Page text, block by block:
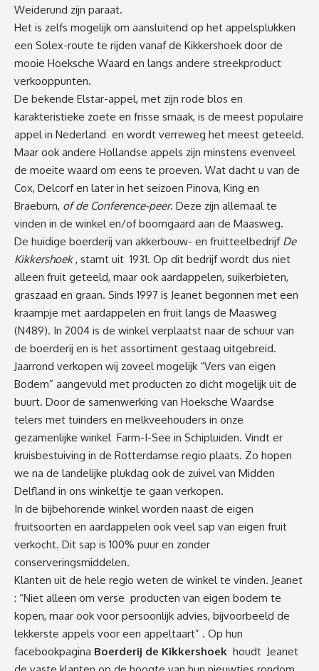
Weiderund zijn paraat.
Het is zelfs mogelijk om aansluitend op het appelsplukken
een Solex-route te rijden vanaf de Kikkershoek door de
mooie Hoeksche Waard en langs andere streekproduct
verkooppunten.
De bekende Elstar-appel, met zijn rode blos en
karakteristieke zoete en frisse smaak, is de meest populaire
appel in Nederland en wordt verreweg het meest geteeld.
Maar ook andere Hollandse appels zijn minstens evenveel
de moeite waard om eens te proeven. Wat dacht u van de
Cox, Delcorf en later in het seizoen Pinova, King en
Braeburn, of de Conference-peer. Deze zijn allemaal te
vinden in de winkel en/of boomgaard aan de Maasweg.
De huidige boerderij van akkerbouw- en fruitteelbedrijf De
Kikkershoek, stamt uit 1931. Op dit bedrijf wordt dus niet
alleen fruit geteeld, maar ook aardappelen, suikerbieten,
graszaad en graan. Sinds 1997 is Jeanet begonnen met een
kraampje met aardappelen en fruit langs de Maasweg
(N489). In 2004 is de winkel verplaatst naar de schuur van
de boerderij en is het assortiment gestaag uitgebreid.
Jaarrond verkopen wij zoveel mogelijk “Vers van eigen
Bodem” aangevuld met producten zo dicht mogelijk uit de
buurt. Door de samenwerking van Hoeksche Waardse
telers met tuinders en melkveehouders in onze
gezamenlijke winkel Farm-I-See in Schipluiden. Vindt er
kruisbestuiving in de Rotterdamse regio plaats. Zo hopen
we na de landelijke plukdag ook de zuivel van Midden
Delfland in ons winkeltje te gaan verkopen.
In de bijbehorende winkel worden naast de eigen
fruitsoorten en aardappelen ook veel sap van eigen fruit
verkocht. Dit sap is 100% puur en zonder
conserveringsmiddelen.
Klanten uit de hele regio weten de winkel te vinden. Jeanet
: “Niet alleen om verse producten van eigen bodem te
kopen, maar ook voor persoonlijk advies, bijvoorbeeld de
lekkerste appels voor een appeltaart” . Op hun
facebookpagina Boerderij de Kikkershoek houdt Jeanet